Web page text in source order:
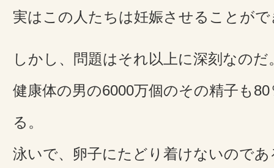
実はこの人たちは妊娠させることが
しかし、問題はそれ以上に深刻なのだ
健康体の男の6000万個のその精子も
る。
泳いで、卵子にたどり着けないのであ